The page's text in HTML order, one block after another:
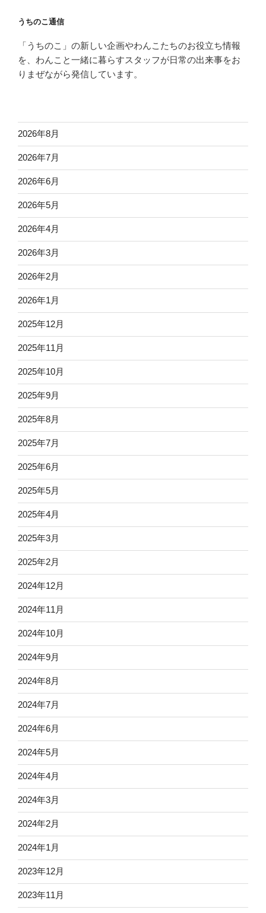
うちのこ通信
「うちのこ」の新しい企画やわんこたちのお役立ち情報
を、わんこと一緒に暮らすスタッフが日常の出来事をお
りまぜながら発信しています。
2026年8月
2026年7月
2026年6月
2026年5月
2026年4月
2026年3月
2026年2月
2026年1月
2025年12月
2025年11月
2025年10月
2025年9月
2025年8月
2025年7月
2025年6月
2025年5月
2025年4月
2025年3月
2025年2月
2024年12月
2024年11月
2024年10月
2024年9月
2024年8月
2024年7月
2024年6月
2024年5月
2024年4月
2024年3月
2024年2月
2024年1月
2023年12月
2023年11月